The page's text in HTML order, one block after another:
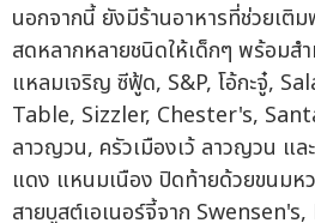
นอกจากนี้ ยังมีร้านอาหารที่ช่วยเติ
สดหลากหลายชนิดให้เด็กๆ พร้อมส
แหลมเจริญ ซีฟู้ด, S&P, โอ้กะจู๋,
Table, Sizzler, Chester's,
ลาวญวน, ครัวเมืองเว้ ลาวญวน แ
แดง แหนมเนือง ปิดท้ายด้วยขนมห
สายบูสต์เอเนอร์จี้จาก